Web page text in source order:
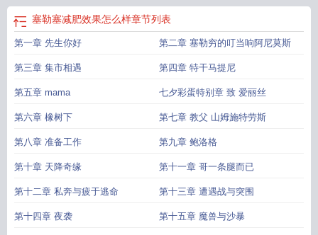
塞勒塞减肥效果怎么样章节列表
第一章 先生你好 第二章 塞勒穷的叮当响阿尼莫斯
第三章 集市相遇 第四章 特干马提尼
第五章 mama 七夕彩蛋特别章 致 爱丽丝
第六章 橡树下 第七章 教父 山姆施特劳斯
第八章 准备工作 第九章 鲍洛格
第十章 天降奇缘 第十一章 哥一条腿而已
第十二章 私奔与疲于逃命 第十三章 遭遇战与突围
第十四章 夜袭 第十五章 魔兽与沙暴